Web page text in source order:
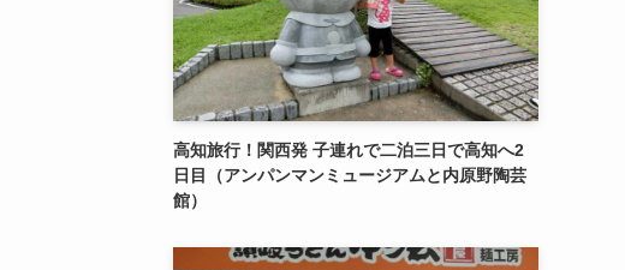
高知旅行！関西発 子連れで二泊三日で高知へ2
日目（アンパンマンミュージアムと内原野陶芸
館）